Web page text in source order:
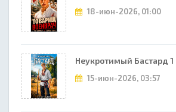
18-июн-2026, 01:00
Неукротимый Бастард 1
15-июн-2026, 03:57